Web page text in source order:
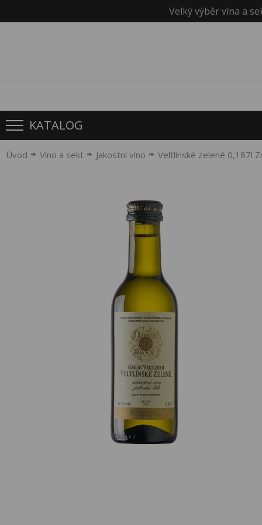
Velký výběr vína a
KATALOG
Úvod Víno a sekt Jakostní víno Veltlínské zelené 0,187l